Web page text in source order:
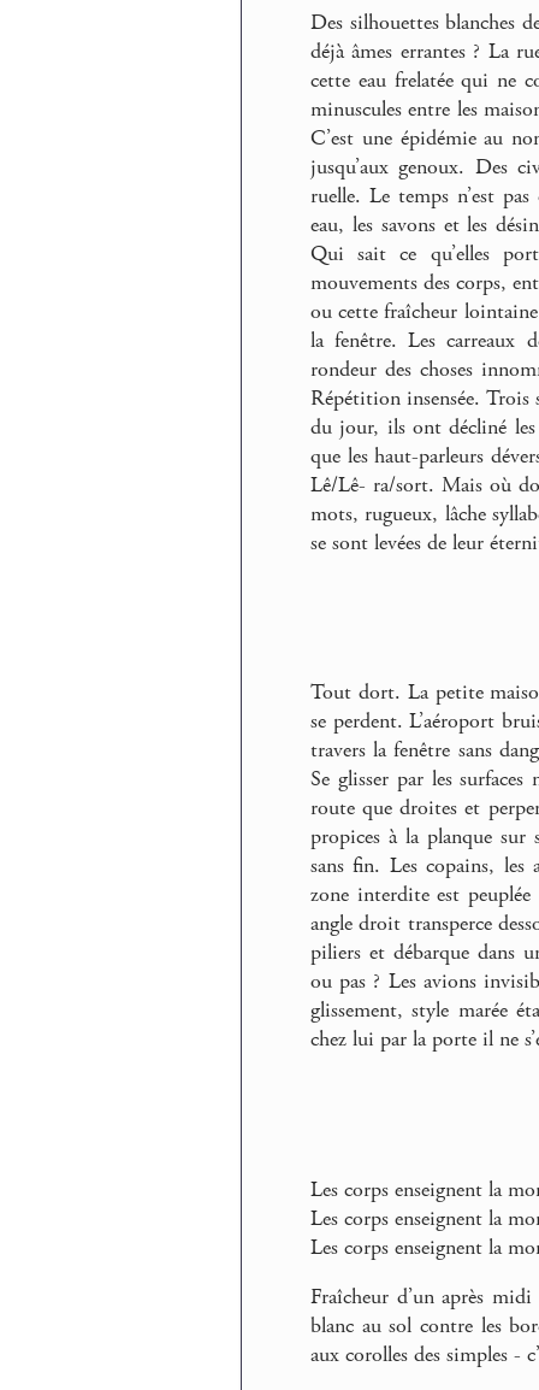
Des silhouettes blanches
déjà âmes errantes ? La
cette eau frelatée qui ne
minuscules entre les
C’est une épidémie au
jusqu’aux genoux. Des
ruelle. Le temps n’est
eau, les savons et les
Qui sait ce qu’elles
mouvements des corps,
ou cette fraîcheur
la fenêtre. Les carreaux
rondeur des choses
Répétition insensée.
du jour, ils ont décliné les
que les haut-parleurs
Lê/Lê- ra/sort. Mais où
mots, rugueux, lâche
se sont levées de leur
Tout dort. La petite
se perdent. L’aéroport
travers la fenêtre sans
Se glisser par les
route que droites et
propices à la planque sur
sans fin. Les copains,
zone interdite est
angle droit transperce
piliers et débarque dans
ou pas ? Les avions
glissement, style marée
chez lui par la porte il ne
Les corps enseignent la
Les corps enseignent la
Les corps enseignent la
Fraîcheur d’un après
blanc au sol contre les
aux corolles des simples -